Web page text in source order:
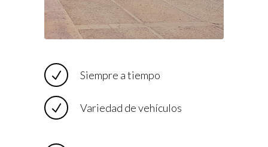
Siempre a tiempo
Variedad de vehículos